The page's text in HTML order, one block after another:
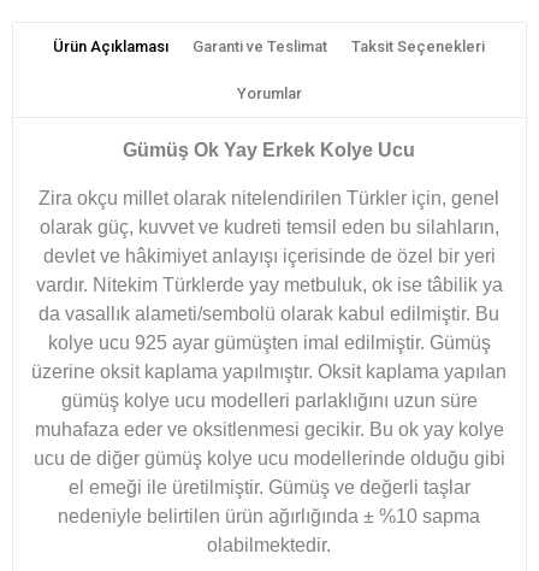
Ürün Açıklaması Garanti ve Teslimat Taksit Seçenekleri
Yorumlar
​Gümüş Ok Yay Erkek Kolye Ucu
Zira okçu millet olarak nitelendirilen Türkler için, genel
olarak güç, kuvvet ve kudreti temsil eden bu silahların,
devlet ve hâkimiyet anlayışı içerisinde de özel bir yeri
vardır. Nitekim Türklerde yay metbuluk, ok ise tâbilik ya
da vasallık alameti/sembolü olarak kabul edilmiştir. Bu
kolye ucu 925 ayar gümüşten imal edilmiştir. Gümüş
üzerine oksit kaplama yapılmıştır. Oksit kaplama yapılan
gümüş kolye ucu modelleri parlaklığını uzun süre
muhafaza eder ve oksitlenmesi gecikir. Bu ok yay kolye
ucu de diğer gümüş kolye ucu modellerinde olduğu gibi
el emeği ile üretilmiştir. Gümüş ve değerli taşlar
nedeniyle belirtilen ürün ağırlığında ± %10 sapma
olabilmektedir.